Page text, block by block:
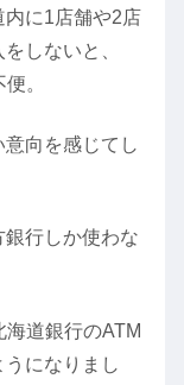
に1店舗や2店
しないと、
。
向を感じてし
行しか使わな
道銀行のATM
になりまし